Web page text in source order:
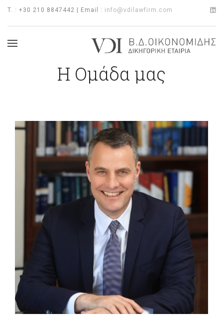
T. : +30 210 8847442 | Email : info@vdilawfirm.com
Η Ομάδα μας